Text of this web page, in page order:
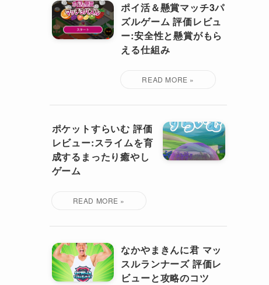
ポイ活＆懸賞マッチ3パ
ズルゲーム 評価レビュ
ー:安全性と懸賞がもら
える仕組み
ポケットすらいむ 評価
レビュー:スライムを育
成するまったり癒やし
ゲーム
なかやまきんに君 マッ
スルランナーズ 評価レ
ビューと攻略のコツ